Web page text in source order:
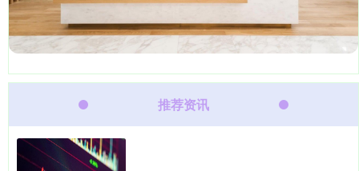
推荐资讯